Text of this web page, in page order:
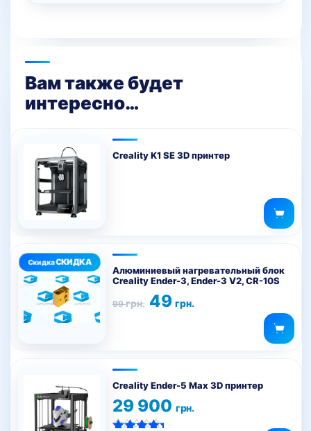
Вам также будет
интересно…
Creality K1 SE 3D принтер
Алюминиевый нагревательный блок
Creality Ender-3, Ender-3 V2, CR-10S
99грн.
Первоначальная
цена
49грн.
Текущая
цена:
Creality Ender-5 Max 3D принтер
29 900 грн.